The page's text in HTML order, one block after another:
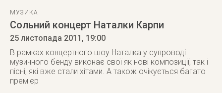
МУЗИКА
Сольний концерт Наталки Карпи
25 листопада 2011 , 19:00
В рамках концертного шоу Наталка у супроводі
музичного бенду виконає свої як нові композиції, так і
пісні, які вже стали хітами. А також очікується багато
прем'єр